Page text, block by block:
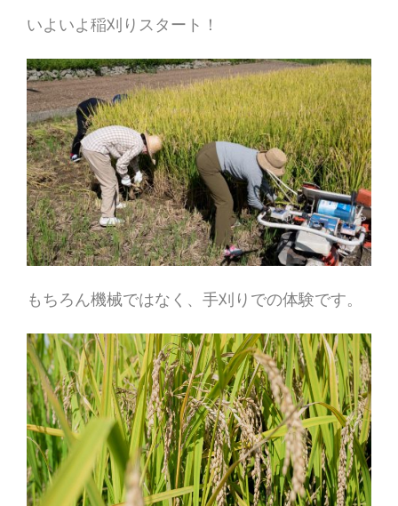
いよいよ稲刈りスタート！
もちろん機械ではなく、手刈りでの体験です。